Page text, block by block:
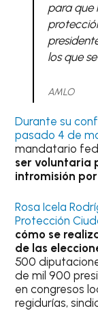
para que
los que
AMLO
Durante su
pasado 4 de
mandatario
ser voluntaria
intromisión
Rosa Icela
Protección
cómo se
de las
500
de mil 900
en congresos
regidurías,